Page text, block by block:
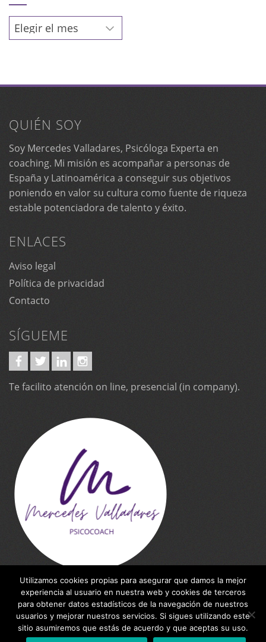
Archivos
QUIÉN SOY
Soy Mercedes Valladares, Psicóloga Experta en
coaching. Mi misión es acompañar a personas de
España y Latinoamérica a conseguir sus objetivos
poniendo en valor su cultura como fuente de riqueza
estable potenciadora de talento y éxito.
ENLACES
Aviso legal
Política de privacidad
Contacto
SÍGUEME
Te facilito atención on line, presencial (in company).
WebSite made byInteleking NETfor Mercedes
Utilizamos cookies propias para asegurar que damos la mejor
experiencia al usuario en nuestra web y cookies de terceros
para obtener datos estadísticos de la navegación de nuestros
usuarios y mejorar nuestros servicios. Si sigues utilizando este
sitio asumiremos que estás de acuerdo y que aceptas su uso.